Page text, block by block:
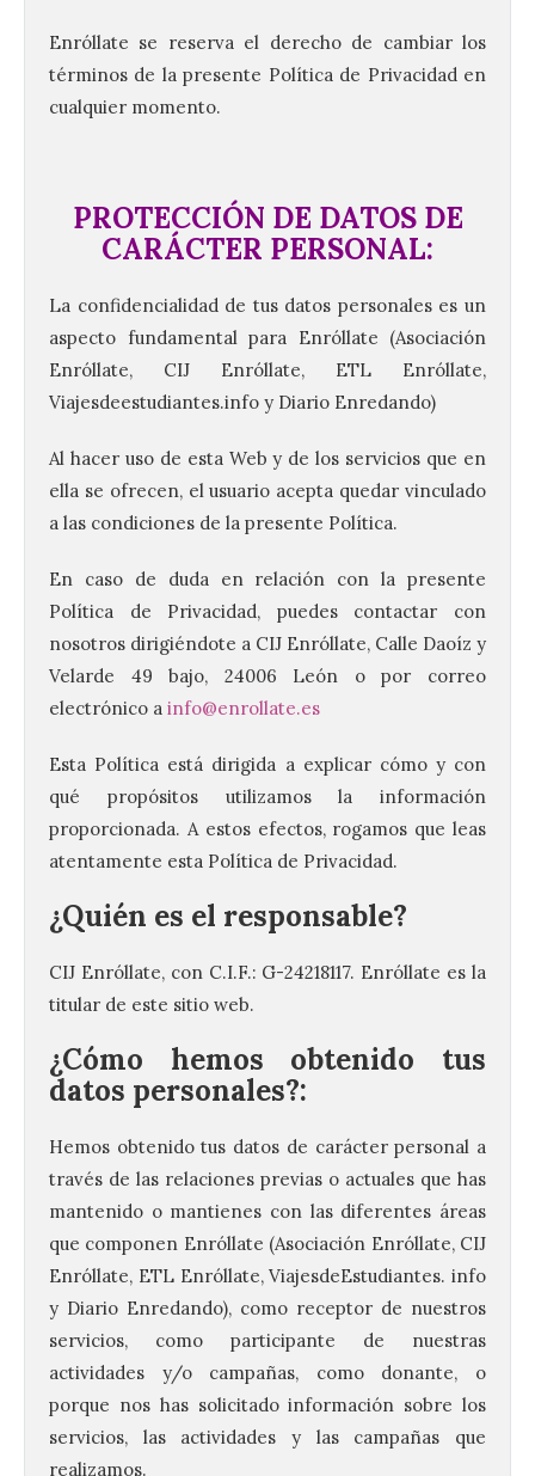
Enróllate se reserva el derecho de cambiar los
términos de la presente Política de Privacidad en
cualquier momento.
PROTECCIÓN DE DATOS DE
CARÁCTER PERSONAL:
La confidencialidad de tus datos personales es un
aspecto fundamental para Enróllate (Asociación
Enróllate, CIJ Enróllate, ETL Enróllate,
Viajesdeestudiantes.info y Diario Enredando)
Al hacer uso de esta Web y de los servicios que en
ella se ofrecen, el usuario acepta quedar vinculado
a las condiciones de la presente Política.
En caso de duda en relación con la presente
Política de Privacidad, puedes contactar con
nosotros dirigiéndote a CIJ Enróllate, Calle Daoíz y
Velarde 49 bajo, 24006 León o por correo
electrónico a info@enrollate.es
Esta Política está dirigida a explicar cómo y con
qué propósitos utilizamos la información
proporcionada. A estos efectos, rogamos que leas
atentamente esta Política de Privacidad.
¿Quién es el responsable?
CIJ Enróllate, con C.I.F.: G-24218117. Enróllate es la
titular de este sitio web.
¿Cómo hemos obtenido tus
datos personales?:
Hemos obtenido tus datos de carácter personal a
través de las relaciones previas o actuales que has
mantenido o mantienes con las diferentes áreas
que componen Enróllate (Asociación Enróllate, CIJ
Enróllate, ETL Enróllate, ViajesdeEstudiantes. info
y Diario Enredando), como receptor de nuestros
servicios, como participante de nuestras
actividades y/o campañas, como donante, o
porque nos has solicitado información sobre los
servicios, las actividades y las campañas que
realizamos.